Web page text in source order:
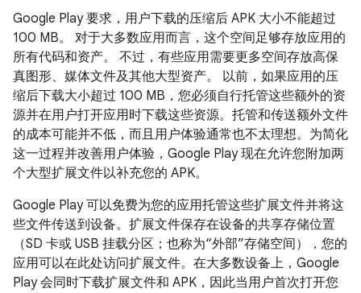
Google Play 要求，用户下载的压缩后 APK 大小不能超过
100 MB。 对于大多数应用而言，这个空间足够存放应用的
所有代码和资产。 不过，有些应用需要更多空间存放高保
真图形、媒体文件及其他大型资产。 以前，如果应用的压
缩后下载大小超过 100 MB，您必须自行托管这些额外的资
源并在用户打开应用时下载这些资源。托管和传送额外文件
的成本可能并不低，而且用户体验通常也不太理想。为简化
这一过程并改善用户体验，Google Play 现在允许您附加两
个大型扩展文件以补充您的 APK。
Google Play 可以免费为您的应用托管这些扩展文件并将这
些文件传送到设备。扩展文件保存在设备的共享存储位置
（SD 卡或 USB 挂载分区；也称为“外部”存储空间），您的
应用可以在此处访问扩展文件。在大多数设备上，Google
Play 会同时下载扩展文件和 APK，因此当用户首次打开您